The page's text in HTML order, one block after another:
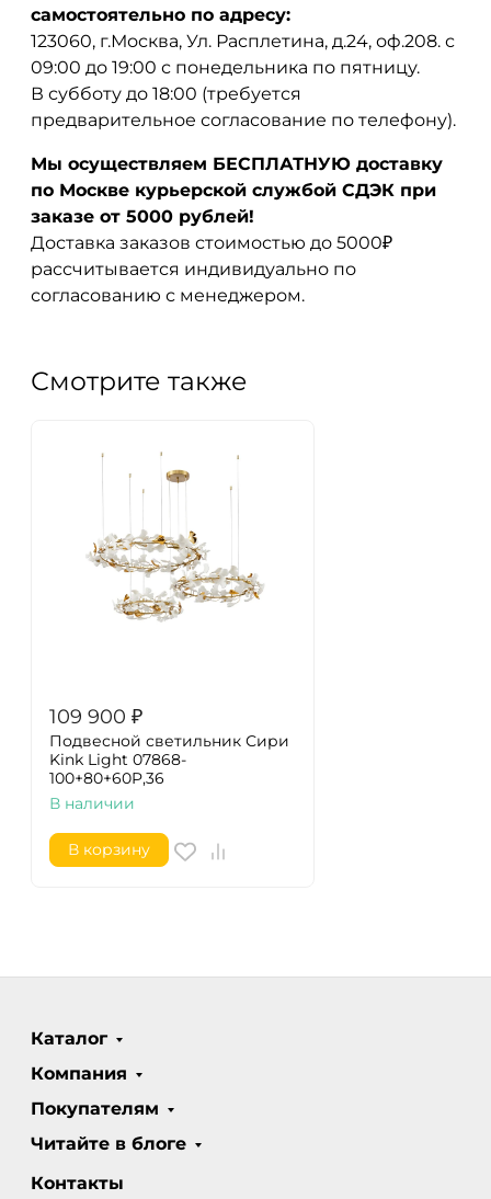
самостоятельно по адресу:
123060, г.Москва, Ул. Расплетина, д.24, оф.208. с
09:00 до 19:00 с понедельника по пятницу.
В субботу до 18:00 (требуется
предварительное согласование по телефону).
Мы осуществляем БЕСПЛАТНУЮ доставку
по Москве курьерской службой СДЭК при
заказе от 5000 рублей!
Доставка заказов стоимостью до 5000₽
рассчитывается индивидуально по
согласованию с менеджером.
Смотрите также
109 900 ₽
Подвесной светильник Сири
Kink Light 07868-
100+80+60P,36
В наличии
В корзину
Каталог
Компания
Покупателям
Читайте в блоге
Контакты